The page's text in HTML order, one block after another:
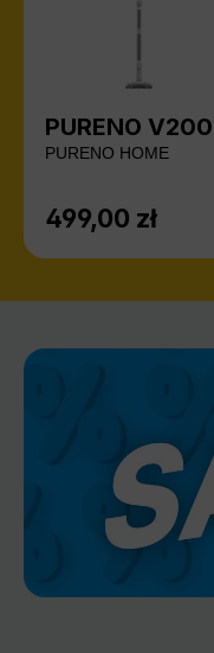
PURENO V200
PURENO HOME
Cena regularna:
499,00 zł